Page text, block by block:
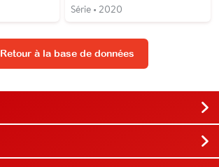
Série • 2020
Retour à la base de données